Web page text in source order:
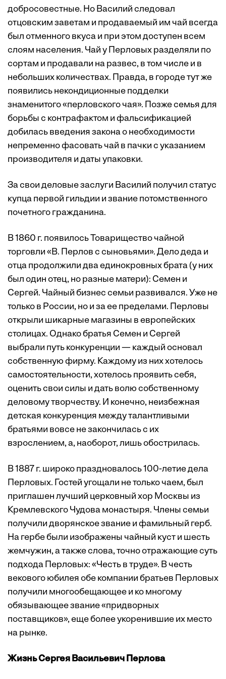
добросовестные. Но Василий следовал
отцовским заветам и продаваемый им чай всегда
был отменного вкуса и при этом доступен всем
слоям населения. Чай у Перловых разделяли по
сортам и продавали на развес, в том числе и в
небольших количествах. Правда, в городе тут же
появились некондиционные подделки
знаменитого «перловского чая». Позже семья для
борьбы с контрафактом и фальсификацией
добилась введения закона о необходимости
непременно фасовать чай в пачки с указанием
производителя и даты упаковки.
За свои деловые заслуги Василий получил статус
купца первой гильдии и звание потомственного
почетного гражданина.
В 1860 г. появилось Товарищество чайной
торговли «В. Перлов с сыновьями». Дело деда и
отца продолжили два единокровных брата (у них
был один отец, но разные матери): Семен и
Сергей. Чайный бизнес семьи развивался. Уже не
только в России, но и за ее пределами. Перловы
открыли шикарные магазины в европейских
столицах. Однако братья Семен и Сергей
выбрали путь конкуренции — каждый основал
собственную фирму. Каждому из них хотелось
самостоятельности, хотелось проявить себя,
оценить свои силы и дать волю собственному
деловому творчеству. И конечно, неизбежная
детская конкуренция между талантливыми
братьями вовсе не закончилась с их
взрослением, а, наоборот, лишь обострилась.
В 1887 г. широко праздновалось 100-летие дела
Перловых. Гостей угощали не только чаем, был
приглашен лучший церковный хор Москвы из
Кремлевского Чудова монастыря. Члены семьи
получили дворянское звание и фамильный герб.
На гербе были изображены чайный куст и шесть
жемчужин, а также слова, точно отражающие суть
подхода Перловых: «Честь в труде». В честь
векового юбилея обе компании братьев Перловых
получили многообещающее и ко многому
обязывающее звание «придворных
поставщиков», еще более укоренившие их место
на рынке.
Жизнь Сергея Васильевич Перлова